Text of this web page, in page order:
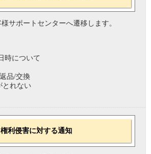
サポートセンターへ遷移します。
時について
品/交換
とれない
権利侵害に対する通知